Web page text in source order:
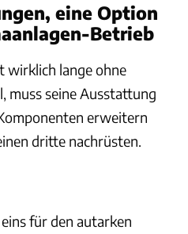
eine Option
Betrieb
wirklich lange ohne
muss seine Ausstattung
erweitern
dritte nachrüsten.
für den autarken